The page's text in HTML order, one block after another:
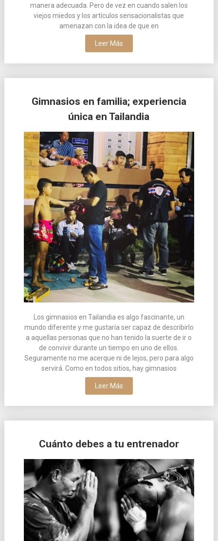
manera adecuada. Pero de vez en cuando salen los
viejos miedos y los artículos sensacionalistas que
amenazan con la idea de que en
Leer Más
Gimnasios en familia; experiencia
única en Tailandia
Los gimnasios en Tailandia es algo fascinante, un
mundo diferente y me gustaría ser capaz de describirlo
a aquellas personas que no han tenido la suerte de ir o
de convivir durante un tiempo en uno de ellos.
Seguramente no me acerque ni de lejos, pero para algo
servirá. Como en todos sitios, hay gimnasios
Leer Más
Cuánto debes a tu entrenador